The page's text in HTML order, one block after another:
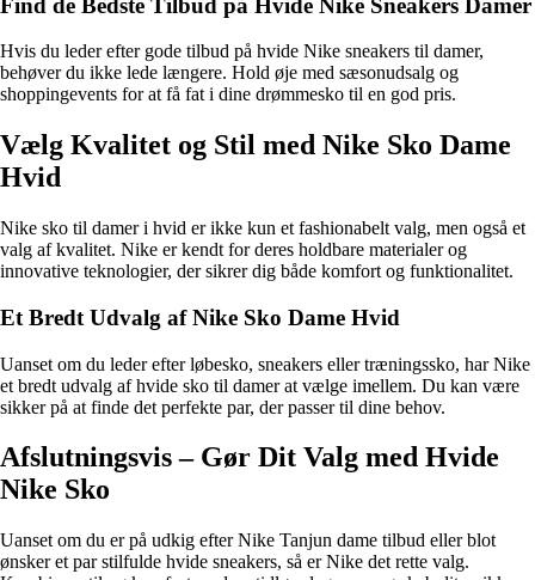
Hvis du leder efter gode tilbud på hvide Nike sneakers til damer,
behøver du ikke lede længere. Hold øje med sæsonudsalg og
shoppingevents for at få fat i dine drømmesko til en god pris.
Vælg Kvalitet og Stil med Nike Sko Dame
Hvid
Nike sko til damer i hvid er ikke kun et fashionabelt valg, men også et
valg af kvalitet. Nike er kendt for deres holdbare materialer og
innovative teknologier, der sikrer dig både komfort og funktionalitet.
Et Bredt Udvalg af Nike Sko Dame Hvid
Uanset om du leder efter løbesko, sneakers eller træningssko, har Nike
et bredt udvalg af hvide sko til damer at vælge imellem. Du kan være
sikker på at finde det perfekte par, der passer til dine behov.
Afslutningsvis – Gør Dit Valg med Hvide
Nike Sko
Uanset om du er på udkig efter Nike Tanjun dame tilbud eller blot
ønsker et par stilfulde hvide sneakers, så er Nike det rette valg.